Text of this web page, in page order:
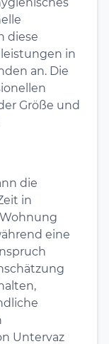
diese
in
an. Die
Größe und
die
in
eine
Untervaz